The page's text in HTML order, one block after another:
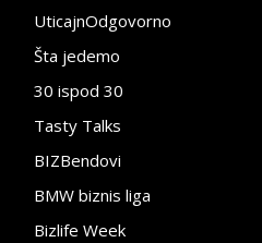
UticajnOdgovorno
Šta jedemo
30 ispod 30
Tasty Talks
BIZBendovi
BMW biznis liga
Bizlife Week